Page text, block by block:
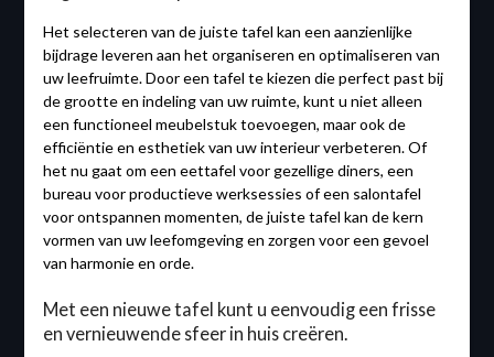
Het selecteren van de juiste tafel kan een aanzienlijke
bijdrage leveren aan het organiseren en optimaliseren van
uw leefruimte. Door een tafel te kiezen die perfect past bij
de grootte en indeling van uw ruimte, kunt u niet alleen
een functioneel meubelstuk toevoegen, maar ook de
efficiëntie en esthetiek van uw interieur verbeteren. Of
het nu gaat om een eettafel voor gezellige diners, een
bureau voor productieve werksessies of een salontafel
voor ontspannen momenten, de juiste tafel kan de kern
vormen van uw leefomgeving en zorgen voor een gevoel
van harmonie en orde.
Met een nieuwe tafel kunt u eenvoudig een frisse
en vernieuwende sfeer in huis creëren.